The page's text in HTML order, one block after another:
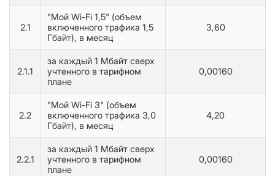
2.1
"Мой Wi-Fi 1,5" (объем
включенного трафика 1,5
Гбайт), в месяц
3,60
2.1.1
за каждый 1 Мбайт сверх
учтенного в тарифном
плане
0,00160
2.2
"Мой Wi-Fi 3" (объем
включенного трафика 3,0
Гбайт), в месяц
4,20
2.2.1
за каждый 1 Мбайт сверх
учтенного в тарифном
плане
0,00160